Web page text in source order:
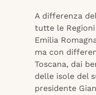
A differenza
tutte le Regioni
Emilia
ma con
Toscana, dai
delle isole del
presidente